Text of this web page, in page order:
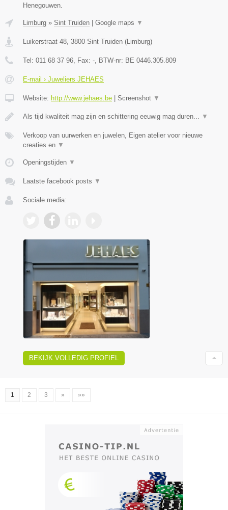
Henegouwen.
Limburg » Sint Truiden Google maps ▼
Luikerstraat 48 3800 Sint Truiden ( Limburg)
Tel: 011 68 37 96 , Fax: - , BTW-nr: BE 0446.305.809
E-mail › Juweliers JEHAES
Website: http://www.jehaes.be Screenshot ▼
Als tijd kwaliteit mag zijn en schittering eeuwig mag duren... ▼
Verkoop van uurwerken en juwelen, Eigen atelier voor nieuwe
creaties en ▼
Openingstijden ▼
Laatste facebook posts ▼
Sociale media:
BEKIJK VOLLEDIG PROFIEL
1 2 3 » »»